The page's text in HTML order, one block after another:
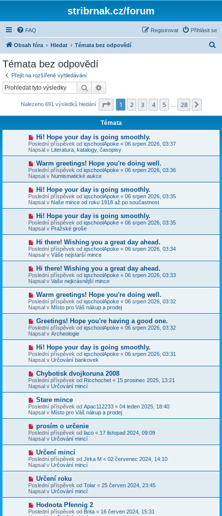
stribrnak.cz/forum
FAQ Přihlásit se
Registrovat
Obsah fóra Hledat Témata bez odpovědí
Témata bez odpovědí
Přejít na rozšířené vyhledávání
Hledat
Nalezeno 691 výsledků hledání Stránka z 28
1 2 3 4 5 28
Témata
N
o
v
ý
p
í
s
p
v
e
k
Hi! Hope your day is going smoothly.
Poslední příspěvek od iqschoolApoke « 06 srpen 2026, 03:37
Napsal v Literatura, katalogy, časopisy
N
o
v
ý
p
í
s
p
v
e
k
Warm greetings! Hope you're doing well.
Poslední příspěvek od iqschoolApoke « 06 srpen 2026, 03:36
Napsal v Numismatické aukce
N
o
v
ý
p
í
s
p
v
e
k
Hi! Hope your day is going smoothly.
Poslední příspěvek od iqschoolApoke « 06 srpen 2026, 03:35
Napsal v Naše mince od roku 1918 až po součastnost
N
o
v
ý
p
í
s
p
v
e
k
Hi! Hope your day is going smoothly.
Poslední příspěvek od iqschoolApoke « 06 srpen 2026, 03:35
Napsal v Pražské groše
N
o
v
ý
p
í
s
p
ě
v
e
k
Hi there! Wishing you a great day ahead.
Poslední příspěvek od iqschoolApoke « 06 srpen 2026, 03:34
Napsal v Váše nejstarší mince
N
o
v
ý
p
í
s
p
ě
v
e
k
Hi there! Wishing you a great day ahead.
Poslední příspěvek od iqschoolApoke « 06 srpen 2026, 03:33
Napsal v Vaše nejkrásnější mince
N
o
v
ý
í
s
p
v
e
k
Warm greetings! Hope you're doing well.
Poslední příspěvek od iqschoolApoke « 06 srpen 2026, 03:32
Napsal v Místo pro Váš nákup a prodej
N
o
v
ý
p
í
s
p
ě
v
e
k
Greetings! Hope you're having a good one.
Poslední příspěvek od iqschoolApoke « 06 srpen 2026, 03:32
Napsal v Archeologie
N
o
v
ý
í
s
p
ě
v
e
k
Hi! Hope your day is going smoothly.
Poslední příspěvek od iqschoolApoke « 06 srpen 2026, 03:31
Napsal v Určování bankovek
N
o
v
ý
p
í
s
p
ě
v
e
k
Chybotisk dvojkoruna 2008
Poslední příspěvek od Ricchochet « 15 prosinec 2025, 13:21
Napsal v Určování mincí
N
o
v
ý
í
s
p
ě
v
e
k
Stare mince
Poslední příspěvek od Apac112233 « 04 leden 2025, 18:40
Napsal v Místo pro Váš nákup a prodej
N
o
v
ý
p
í
s
p
ě
v
e
k
prosím o určenie
Poslední příspěvek od laco « 17 listopad 2024, 09:09
Napsal v Určování mincí
N
o
v
ý
p
í
s
p
v
Určení mincí
Poslední příspěvek od Jirka M « 02 červenec 2024, 14:10
Napsal v Určování mincí
N
o
v
ý
p
í
Určení roku
Poslední příspěvek od Tolar « 25 červen 2024, 23:45
Napsal v Určování mincí
N
o
Hodnota Pfennig 2
Poslední příspěvek od Brita « 16 červen 2024, 15:31